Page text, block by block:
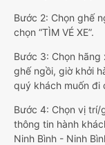
Bước 2: Chọn ghế
chọn “TÌM VÉ XE”.
Bước 3: Chọn hãng
ghế ngồi, giờ khởi
quý khách muốn đi
Bước 4: Chọn vị trí/
thông tin hành
Ninh Bình - Ninh